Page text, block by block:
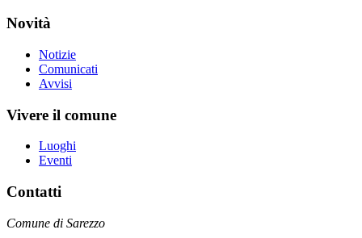
Novità
Notizie
Comunicati
Avvisi
Vivere il comune
Luoghi
Eventi
Contatti
Comune di Sarezzo